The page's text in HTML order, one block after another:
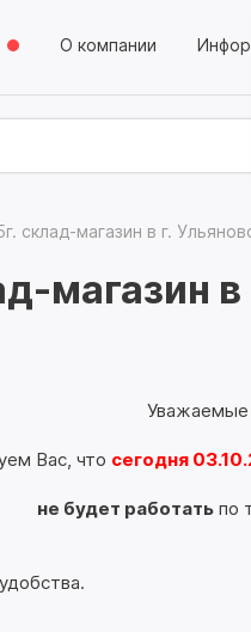
О компании
склад-магазин в г.
магазин в
Уважаемые
Вас, что сегодня
не будет работатьпо